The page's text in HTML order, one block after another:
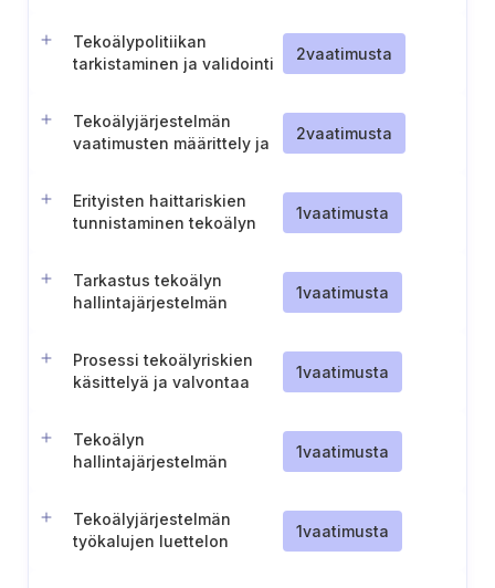
Tekoälypolitiikan
tarkistaminen ja validointi
2vaatimusta
Tekoälyjärjestelmän
vaatimusten määrittely ja
2vaatimusta
Erityisten haittariskien
tunnistaminen tekoälyn
1vaatimusta
Tarkastus tekoälyn
hallintajärjestelmän
1vaatimusta
Prosessi tekoälyriskien
käsittelyä ja valvontaa
1vaatimusta
Tekoälyn
hallintajärjestelmän
1vaatimusta
Tekoälyjärjestelmän
työkalujen luettelon
1vaatimusta